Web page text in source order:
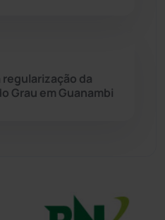
da
Grau em Guanambi